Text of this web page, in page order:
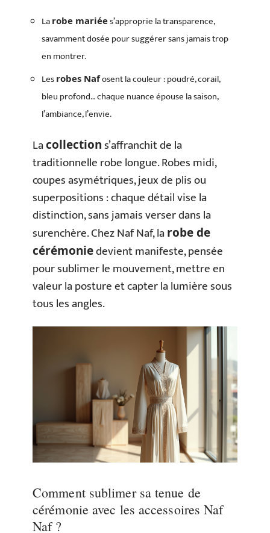
La robe mariées’approprie la transparence,
savamment dosée pour suggérer sans jamais trop
en montrer.
Les robes Nafosent la couleur : poudré, corail,
bleu profond… chaque nuance épouse la saison,
l’ambiance, l’envie.
Lacollections’affranchit de la
traditionnelle robe longue. Robes midi,
coupes asymétriques, jeux de plis ou
superpositions : chaque détail vise la
distinction, sans jamais verser dans la
surenchère. Chez Naf Naf, larobe de
cérémoniedevient manifeste, pensée
pour sublimer le mouvement, mettre en
valeur la posture et capter la lumière sous
tous les angles.
Comment sublimer sa tenue de
cérémonie avec les accessoires Naf
Naf ?